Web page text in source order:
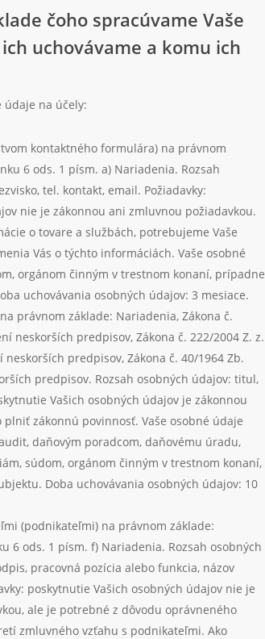
čoho spracúvame Vaše
uchovávame a komu ich
údaje na účely:
kontaktného formulára) na právnom
6 ods. 1 písm. a) Nariadenia. Rozsah
tel. kontakt, email. Požiadavky:
nie je zákonnou ani zmluvnou požiadavkou.
o tovare a službách, potrebujeme Vaše
Vás o týchto informáciách. Vaše osobné
orgánom činným v trestnom konaní, prípadne
uchovávania osobných údajov: 3 mesiace.
právnom základe: Nariadenia, Zákona č.
neskorších predpisov, Zákona č. 222/2004 Z. z.
predpisov, Zákona č. 40/1964 Zb.
predpisov. Rozsah osobných údajov: titul,
Vašich osobných údajov je zákonnou
zákonnú povinnosť. Vaše osobné údaje
daňovým poradcom, daňovému úradu,
súdom, orgánom činným v trestnom konaní,
Doba uchovávania osobných údajov: 10
(podnikateľmi) na právnom základe:
6 ods. 1 písm. f) Nariadenia. Rozsah osobných
pracovná pozícia alebo funkcia, názov
poskytnutie Vašich osobných údajov nie je
ale je potrebné z dôvodu oprávneného
zmluvného vzťahu s podnikateľmi. Ako